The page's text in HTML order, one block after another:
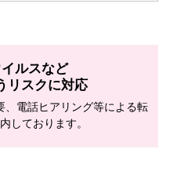
ルスなど
リスクに対応
、電話ヒアリング等による転
しております。